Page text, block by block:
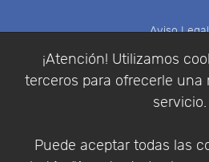
¡Atención! Utilizamos
terceros para ofrecerle una
servicio.
Puede aceptar todas las
Aviso Legal
Condiciones de
Identificarse